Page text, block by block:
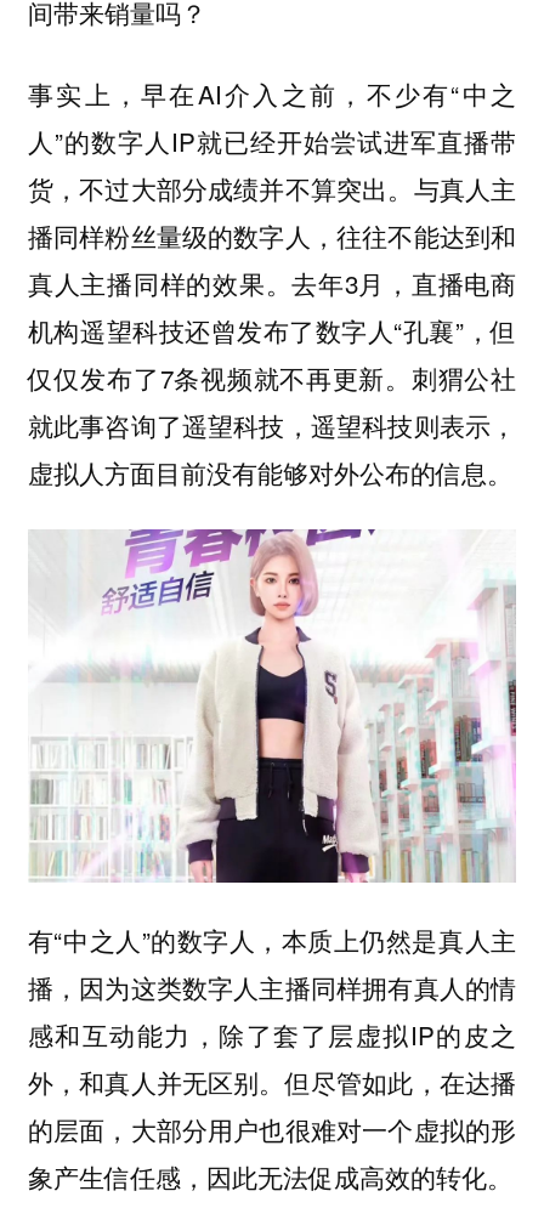
间带来销量吗？
事实上，早在AI介入之前，不少有“中之
人”的数字人IP就已经开始尝试进军直播带
货，不过大部分成绩并不算突出。与真人主
播同样粉丝量级的数字人，往往不能达到和
真人主播同样的效果。去年3月，直播电商
机构遥望科技还曾发布了数字人“孔襄”，但
仅仅发布了7条视频就不再更新。刺猬公社
就此事咨询了遥望科技，遥望科技则表示，
虚拟人方面目前没有能够对外公布的信息。
有“中之人”的数字人，本质上仍然是真人主
播，因为这类数字人主播同样拥有真人的情
感和互动能力，除了套了层虚拟IP的皮之
外，和真人并无区别。但尽管如此，在达播
的层面，大部分用户也很难对一个虚拟的形
象产生信任感，因此无法促成高效的转化。